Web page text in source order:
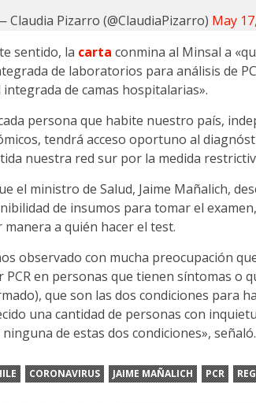
Claudia Pizarro (@ClaudiaPizarro) May
sentido, la carta conmina al Minsal a
de laboratorios para análisis de
integrada de camas hospitalarias».
persona que habite nuestro país,
tendrá acceso oportuno al
nuestra red sur por la medida
el ministro de Salud, Jaime Mañalich,
de insumos para tomar el
manera a quién hacer el test.
observado con mucha preocupación
PCR en personas que tienen síntomas o
que son las dos condiciones para
una cantidad de personas con
de estas dos condiciones», señaló.
CORONAVIRUS JAIME MAÑALICH PCR